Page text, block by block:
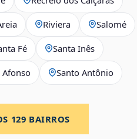
Riviera Salomé
Fé Santa Inês
Afonso Santo Antônio
129 BAIRROS